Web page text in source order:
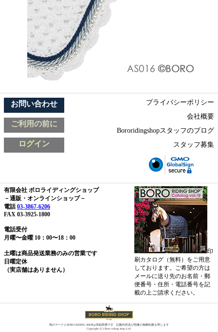
お問い合わせ
ご利用の前に
ログイン
プライバシーポリシー
会社概要
Bororidingshopスタッフのブログ
スタッフ募集
有限会社 ボロライディングショップ
－通販・オンラインショップ－
電話03-3867-6206
FAX 03-3925-1800
電話受付
月曜〜金曜 10：00〜18：00
土曜は商品発送業務のみの営業です
日曜定休
（実店舗はありません）
印
刷カタログ（無料）をご用意
しております。ご希望の方は
メールに送り先のお名前・郵
便番号・住所・電話番号を記
載の上ご請求ください。
馬のマークとBORO RIDING SHOPは登録商標です 記載内容及び画像の無断転載を禁じます
Copyright (C) Boro riding shop Ltd.